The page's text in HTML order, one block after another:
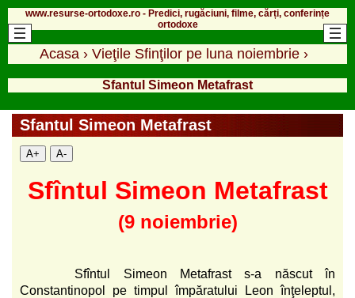
www.resurse-ortodoxe.ro - Predici, rugăciuni, filme, cărți, conferințe
ortodoxe
Acasa › Vieţile Sfinţilor pe luna noiembrie ›
Sfantul Simeon Metafrast
Sfantul Simeon Metafrast
A+ A-
Sfîntul Simeon Metafrast
(9 noiembrie)
Sfîntul Simeon Metafrast s-a născut în
Constantinopol pe timpul împăratului Leon înţeleptul,